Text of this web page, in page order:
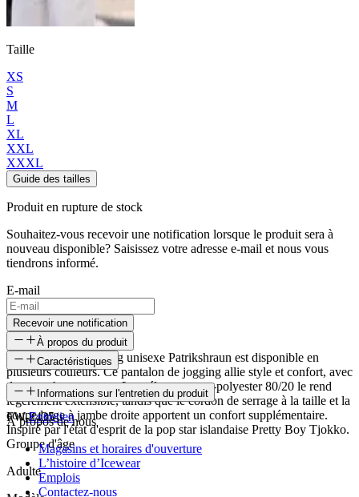
Taille
XS
S
M
L
XL
XXL
XXXL
Guide des tailles
Produit en rupture de stock
Souhaitez-vous recevoir une notification lorsque le produit sera à
nouveau disponible? Saisissez votre adresse e-mail et nous vous
tiendrons informé.
E-mail
Recevoir une notification
À propos du produit
Le pantalon de jogging unisexe Patrikshraun est disponible en
plusieurs couleurs. Ce pantalon de jogging allie style et confort, avec
deux poches ouvertes. Le mélange coton-polyester 80/20 le rend
légèrement extensible, tandis que le cordon de serrage à la taille et la
coupe large à jambe droite apportent un confort supplémentaire.
Inspiré par l'état d'esprit de la pop star islandaise Pretty Boy Tjokko.
Caractéristiques
SKU
FW-2435
Groupe d'âge
Adulte
Informations sur l'entretien du produit
Entretien
À propos de nous
Magasins et horaires d'ouverture
L’histoire d’Icewear
Emplois
Contactez-nous